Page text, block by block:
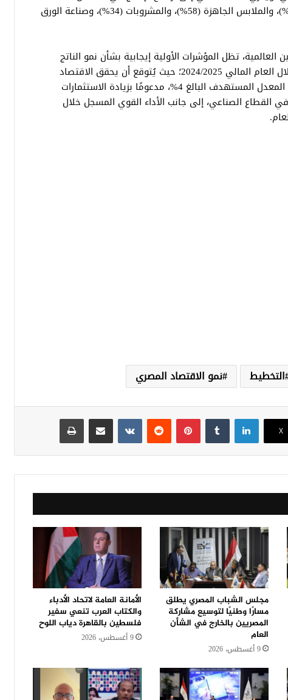
الرئيسية، مثل السيارات (93%)، والملابس الجاهزة (58%)، والمشروبات (34%)، وصناعة الورق
العالمية، تظل المؤشرات الأولية إيجابية بشأن نمو الناتج
المحلي الإجمالي المصري خلال العام المالي 2024/2025؛ حيث يُتوقع أن يحقق الاقتصاد
المصري معدل نمو أعلى من المعدل المستهدف البالغ 4%، مدعومًا بزيادة الاستثمارات
القطاع الصناعي، إلى جانب الأداء القوي المسجل خلال
التخطيط نمو الاقتصاد المصري
‫X
لينكدإن بينتيريست
مجلس الشباب المصري يطلق
مسارًا وطنيًا لتوسيع مشاركة
المصريين بالخارج في الشأن
العام
9 أغسطس، 2026
الأمانة العامة لاتحاد الأدباء
والكتاب العرب تنعي سفير
فلسطين بالقاهرة دياب اللوح
9 أغسطس، 2026